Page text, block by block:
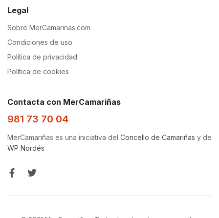
Legal
Sobre MerCamarinas.com
Condiciones de uso
Política de privacidad
Política de cookies
Contacta con MerCamariñas
981 73 70 04
MerCamariñas es una iniciativa del Concello de Camariñas y de
WP Nordés